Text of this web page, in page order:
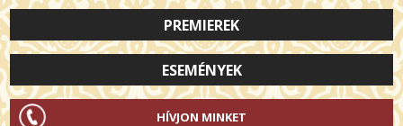
PREMIEREK
ESEMÉNYEK
HÍVJON MINKET